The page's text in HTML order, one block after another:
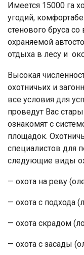
Имеется 15000 га
угодий,
стенового бруса
охраняемой
отдыха в лесу и
Высокая
охотничьих и
все условия для
проведут Вас
ознакомят с
площадок.
специалистов для
следующие виды
— охота на реву
— охота с подхода
— охота скрадом
— охота с засады